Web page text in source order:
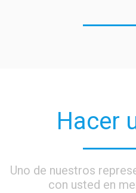
Hacer
Uno de nuestros
con usted en